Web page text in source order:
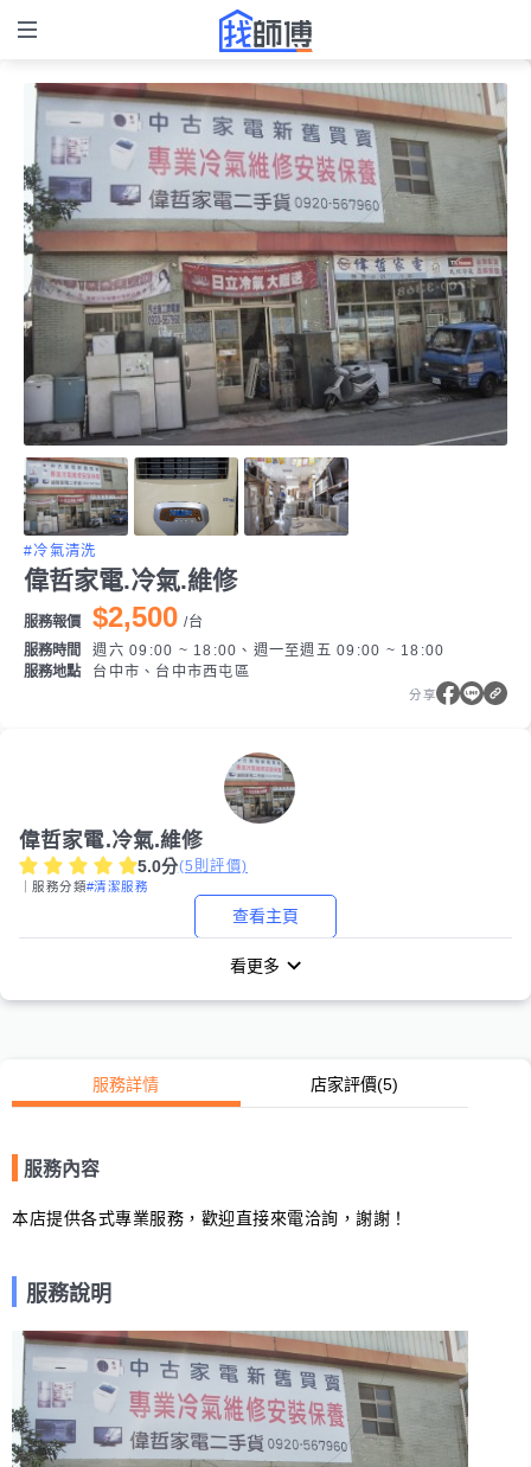
#冷氣清洗
偉哲家電.冷氣.維修
服務報價 $2,500 /台
服務時間
週六 09:00 ~ 18:00、週一至週五 09:00 ~ 18:00
服務地點
台中市、台中市西屯區
分享
偉哲家電.冷氣.維修
5.0分(5 則評價)
｜服務分類#清潔服務
查看主頁
看更多
服務詳情 店家評價(5)
服務內容
本店提供各式專業服務，歡迎直接來電洽詢，謝謝！
服務說明